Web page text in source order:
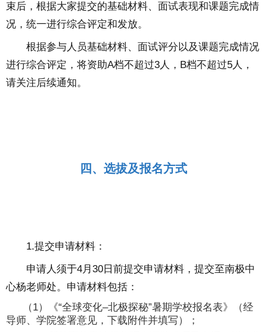
束后，根据大家提交的基础材料、面试表现和课题完成情
况，统一进行综合评定和发放。
根据参与人员基础材料、面试评分以及课题完成情况
进行综合评定，将资助A档不超过3人，B档不超过5人，
请关注后续通知。
四、选拔及报名方式
1.提交申请材料：
申请人须于4月30日前提交申请材料，提交至南极中
心杨老师处。申请材料包括：
（1）《“全球变化–北极探秘”暑期学校报名表》（经
导师、学院签署意见，下载附件并填写）；